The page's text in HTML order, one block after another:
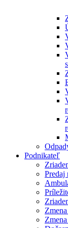
Podnikateľ
Predaj